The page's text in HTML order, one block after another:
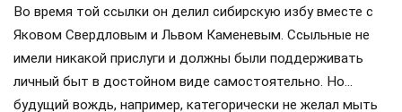
Во время той ссылки он делил сибирскую избу вместе с
Яковом Свердловым и Львом Каменевым. Ссыльные не
имели никакой прислуги и должны были поддерживать
личный быт в достойном виде самостоятельно. Но…
будущий вождь, например, категорически не желал мыть